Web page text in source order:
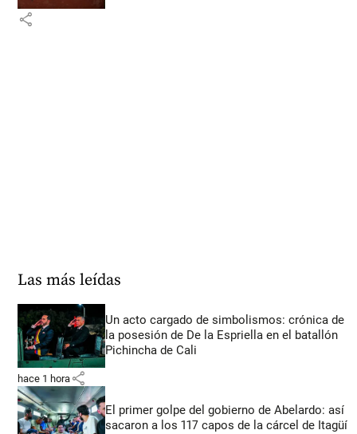
share
Las más leídas
Un acto cargado de simbolismos: crónica de
la posesión de De la Espriella en el batallón
Pichincha de Cali
hace 1 hora share
El primer golpe del gobierno de Abelardo: así
sacaron a los 117 capos de la cárcel de Itagüí